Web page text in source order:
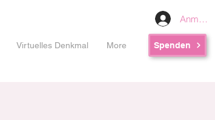
Anmelden
Virtuelles Denkmal More Spenden